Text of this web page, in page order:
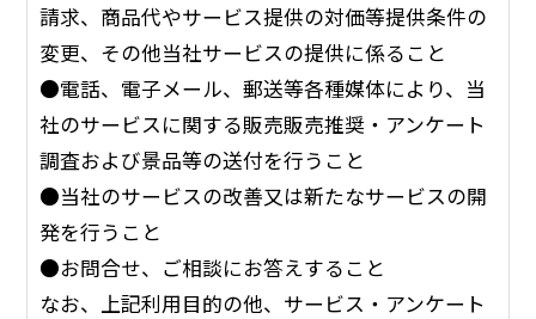
請求、商品代やサービス提供の対価等提供条件の
変更、その他当社サービスの提供に係ること
●電話、電子メール、郵送等各種媒体により、当
社のサービスに関する販売販売推奨・アンケート
調査および景品等の送付を行うこと
●当社のサービスの改善又は新たなサービスの開
発を行うこと
●お問合せ、ご相談にお答えすること
なお、上記利用目的の他、サービス・アンケート